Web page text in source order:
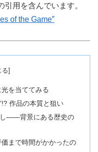
用を含んでいます。
of the Game”
を当ててみる
作品の本質と狙い
し――背景にある歴史の
まで時間がかかったの